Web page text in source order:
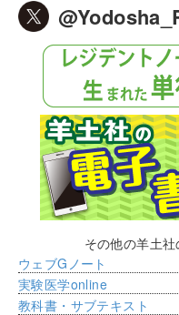
その他の羊土
ウェブGノート
実験医学online
教科書・サブテキスト